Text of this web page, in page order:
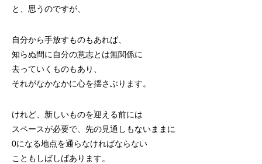
と、思うのですが、
自分から手放すものもあれば、
知らぬ間に自分の意志とは無関係に
去っていくものもあり、
それがなかなかに心を揺さぶります。
けれど、新しいものを迎える前には
スペースが必要で、先の見通しもないままに
0になる地点を通らなければならない
こともしばしばあります。